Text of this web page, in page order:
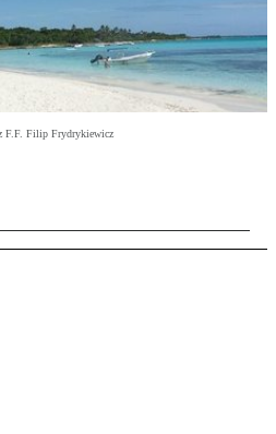
F.F. Filip Frydrykiewicz